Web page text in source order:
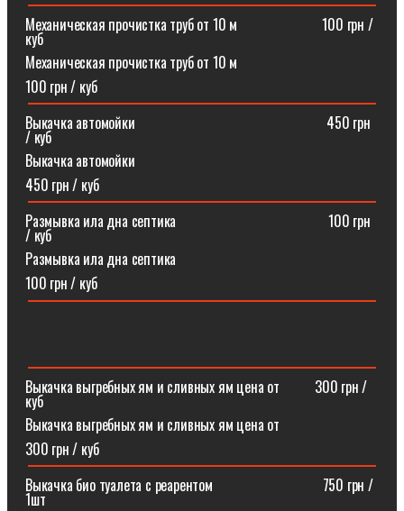
Механическая прочистка труб от 10 м⠀⠀⠀⠀⠀⠀⠀⠀100 грн /
куб
Механическая прочистка труб от 10 м
100 грн / куб
Выкачка автомойки⠀⠀⠀⠀⠀⠀⠀⠀⠀⠀⠀⠀⠀⠀⠀⠀⠀⠀450 грн
/ куб
Выкачка автомойки
450 грн / куб
Размывка ила дна септика ⠀⠀⠀⠀⠀⠀⠀⠀⠀⠀⠀⠀⠀⠀100 грн
/ куб
Размывка ила дна септика
100 грн / куб
Выкачка выгребных ям и сливных ям цена от ⠀⠀⠀300 грн /
куб
Выкачка выгребных ям и сливных ям цена от
300 грн / куб
Выкачка био туалета с реарентом ⠀⠀⠀⠀⠀⠀⠀⠀⠀⠀750 грн /
1шт